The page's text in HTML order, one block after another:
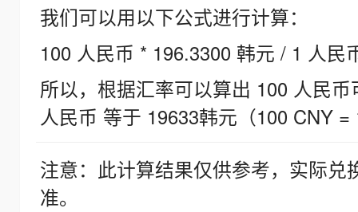
我们可以用以下公式进行计算：
100 人民币 * 196.3300 韩元 / 1 人民
所以，根据汇率可以算出 100 人民
人民币 等于 19633韩元（100 CNY =
注意：此计算结果仅供参考，实际
准。